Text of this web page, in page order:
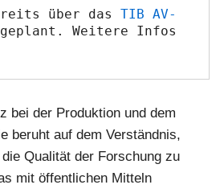
über das TIB AV-
Weitere Infos
bei der Produktion und dem
beruht auf dem Verständnis,
Qualität der Forschung zu
mit öffentlichen Mitteln